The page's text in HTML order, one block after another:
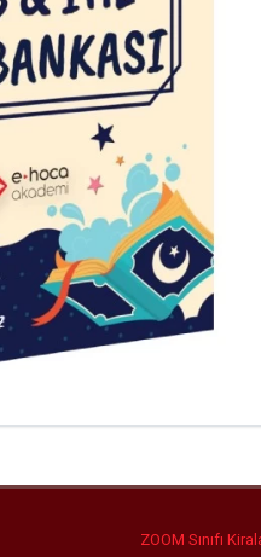
ZOOM Sınıfı